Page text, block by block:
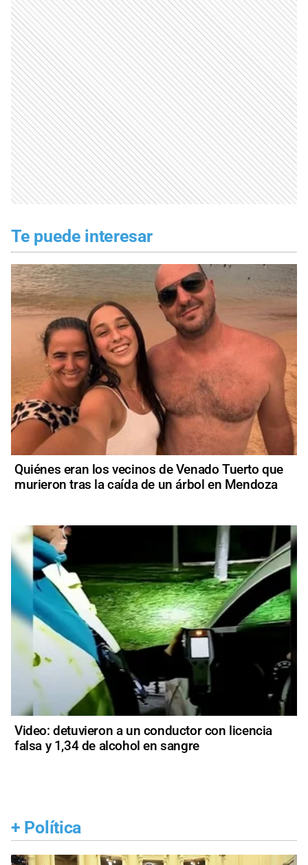
Te puede interesar
Quiénes eran los vecinos de Venado Tuerto que
murieron tras la caída de un árbol en Mendoza
Video: detuvieron a un conductor con licencia
falsa y 1,34 de alcohol en sangre
+ Política